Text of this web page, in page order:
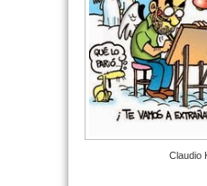
Claudio